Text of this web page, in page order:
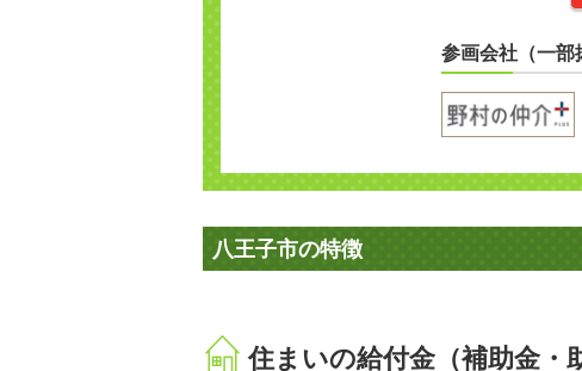
参画会社（一部
八王子市の特徴
住まいの給付金（補助金・